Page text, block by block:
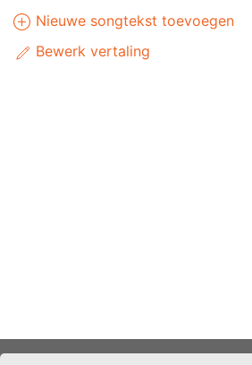
Nieuwe songtekst toevoegen
Bewerk vertaling